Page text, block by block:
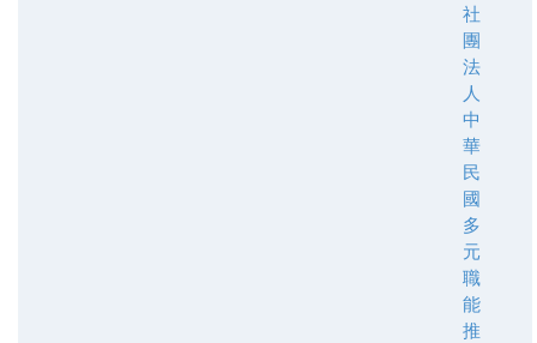
社
團
法
人
中
華
民
國
多
元
職
能
推